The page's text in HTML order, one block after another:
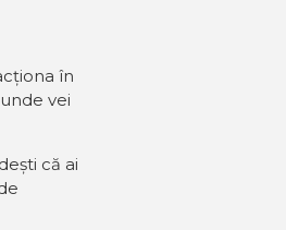
în
vei
că ai